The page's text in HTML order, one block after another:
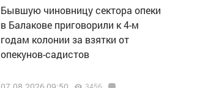
Бывшую чиновницу сектора опеки
в Балакове приговорили к 4-м
годам колонии за взятки от
опекунов-садистов
3456